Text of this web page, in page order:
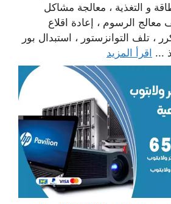
و التغذية ، معالجة مشاكل
معالج الرسوم ، إعادة اقلاع
، تلف التوانزستور ، استبدال بور
... اقرأ المزيد